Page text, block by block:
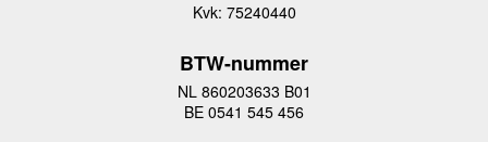
Kvk: 75240440
BTW-nummer
NL 860203633 B01
BE 0541 545 456